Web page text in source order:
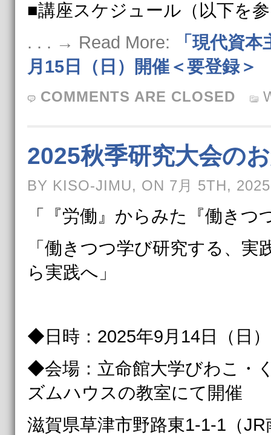
■講座スケジュール（以下を
. . . → Read More:
「現代資
月15日（日）開催＜要登録＞
COMMENTS ARE CLOSED
2025秋季研究大会の
BY KISO-JIMU, ON 7月 5TH, 2025
「『労働』からみた『働きつ
「働きつつ学び研究する、実
ら実践へ」
◆日時：2025年9月14日（日
◆会場：立命館大学びわこ・
ズムハウスの教室にて開催
滋賀県草津市野路東1-1-1（